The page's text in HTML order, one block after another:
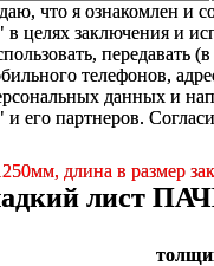
что я ознакомлен и
заключения и
телефонов,
данных и
партнеров.
длина в размер
лист